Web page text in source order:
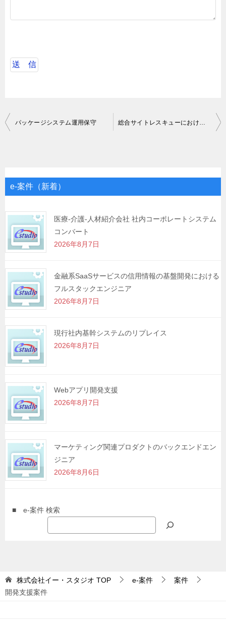
投
ゲ
シ
ョ
ン
パッケージシステム運用保守 総合サイトレスキューにおけるサーバーサイド開発
e-案件（新着）
医療-介護-人材紹介会社 社内コーポレートシステム
コンバート
2026年8月7日
金融系SaaSサービスの信用情報の基盤開発における
フルスタックエンジニア
2026年8月7日
現行社内基幹システムのリプレイス
2026年8月7日
Webアプリ開発支援
2026年8月7日
マーケティング関連プロダクトのバックエンドエン
ジニア
2026年8月6日
■ e-案件 検索
株式会社イー・スタジオ TOP e-案件
案件
開発支援案件